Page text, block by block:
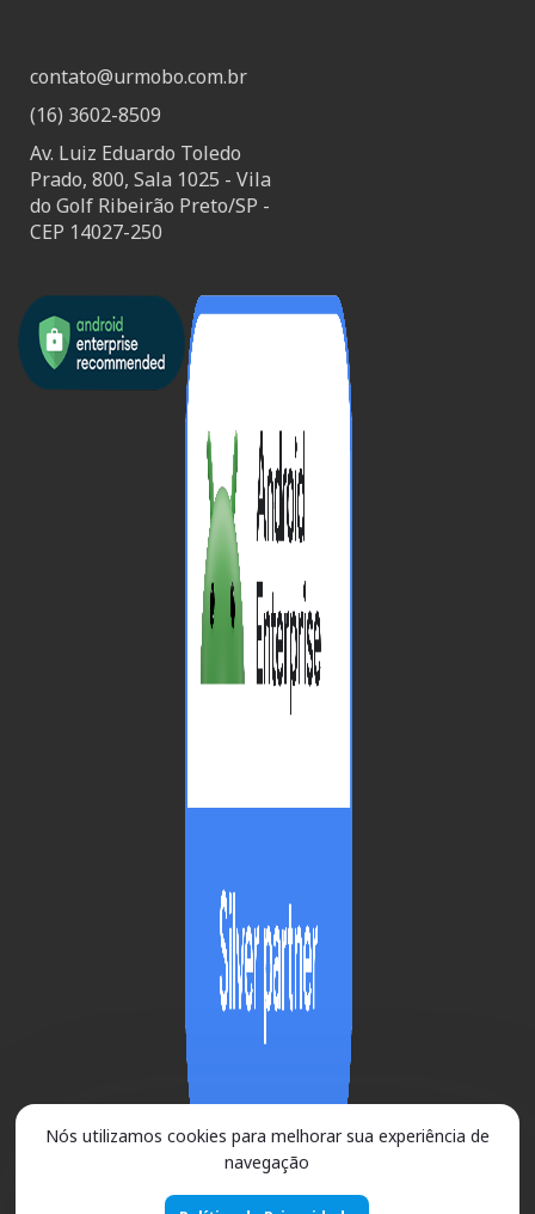
contato@urmobo.com.br
(16) 3602-8509
Av. Luiz Eduardo Toledo
Prado, 800, Sala 1025 - Vila
do Golf Ribeirão Preto/SP -
CEP 14027-250
Nós utilizamos cookies para melhorar sua experiência de
navegação